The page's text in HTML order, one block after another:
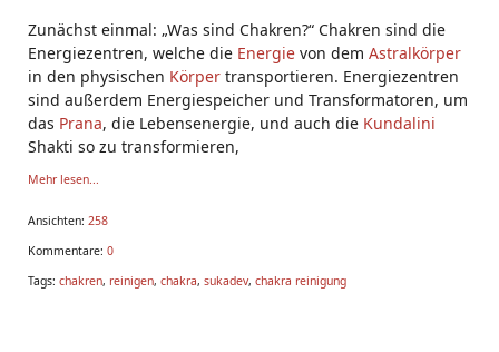
Zunächst einmal: „Was sind Chakren?“ Chakren sind die
Energiezentren, welche die Energie von dem Astralkörper
in den physischen Körper transportieren. Energiezentren
sind außerdem Energiespeicher und Transformatoren, um
das Prana, die Lebensenergie, und auch die Kundalini
Shakti so zu transformieren,
Mehr lesen...
Ansichten: 258
Kommentare: 0
Tags: chakren, reinigen, chakra, sukadev, chakra reinigung